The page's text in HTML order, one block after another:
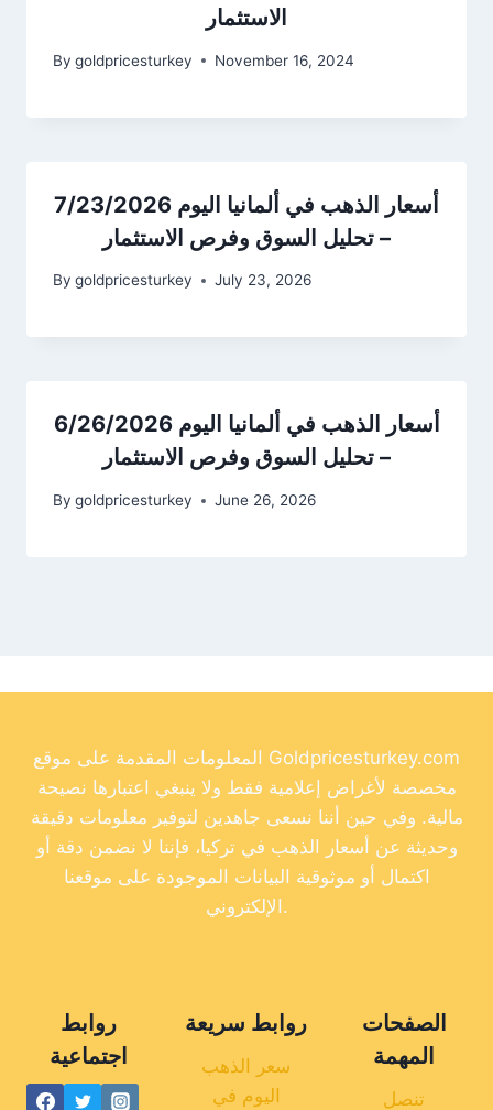
الاستثمار
By goldpricesturkey November 16, 2024
أسعار الذهب في ألمانيا اليوم 7/23/2026
– تحليل السوق وفرص الاستثمار
By goldpricesturkey July 23, 2026
أسعار الذهب في ألمانيا اليوم 6/26/2026
– تحليل السوق وفرص الاستثمار
By goldpricesturkey June 26, 2026
المعلومات المقدمة على موقع Goldpricesturkey.com
مخصصة لأغراض إعلامية فقط ولا ينبغي اعتبارها نصيحة
مالية. وفي حين أننا نسعى جاهدين لتوفير معلومات دقيقة
وحديثة عن أسعار الذهب في تركيا، فإننا لا نضمن دقة أو
اكتمال أو موثوقية البيانات الموجودة على موقعنا
الإلكتروني.
روابط
اجتماعية
روابط سريعة
سعر الذهب
اليوم في
الصفحات
المهمة
تنصل